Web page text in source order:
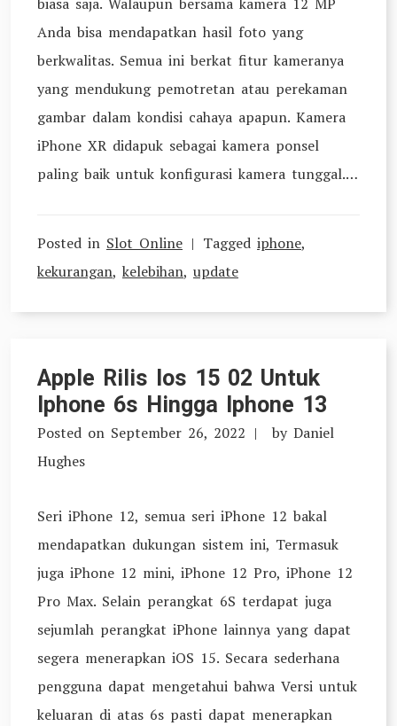
Anda bisa mendapatkan hasil foto yang
berkwalitas. Semua ini berkat fitur kameranya
yang mendukung pemotretan atau perekaman
gambar dalam kondisi cahaya apapun. Kamera
iPhone XR didapuk sebagai kamera ponsel
paling baik untuk konfigurasi kamera tunggal.…
Posted in Slot Online Tagged iphone,
kekurangan, kelebihan, update
Apple Rilis Ios 15 02 Untuk
Iphone 6s Hingga Iphone 13
Posted on September 26, 2022 by Daniel
Hughes
Seri iPhone 12, semua seri iPhone 12 bakal
mendapatkan dukungan sistem ini, Termasuk
juga iPhone 12 mini, iPhone 12 Pro, iPhone 12
Pro Max. Selain perangkat 6S terdapat juga
sejumlah perangkat iPhone lainnya yang dapat
segera menerapkan iOS 15. Secara sederhana
pengguna dapat mengetahui bahwa Versi untuk
keluaran di atas 6s pasti dapat menerapkan